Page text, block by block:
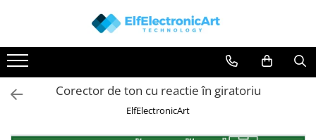
Toate Produsele
Audio
Auto
Instrumente de masura si control
Corector de ton cu reactie în giratoriu
ElfElectronicArt